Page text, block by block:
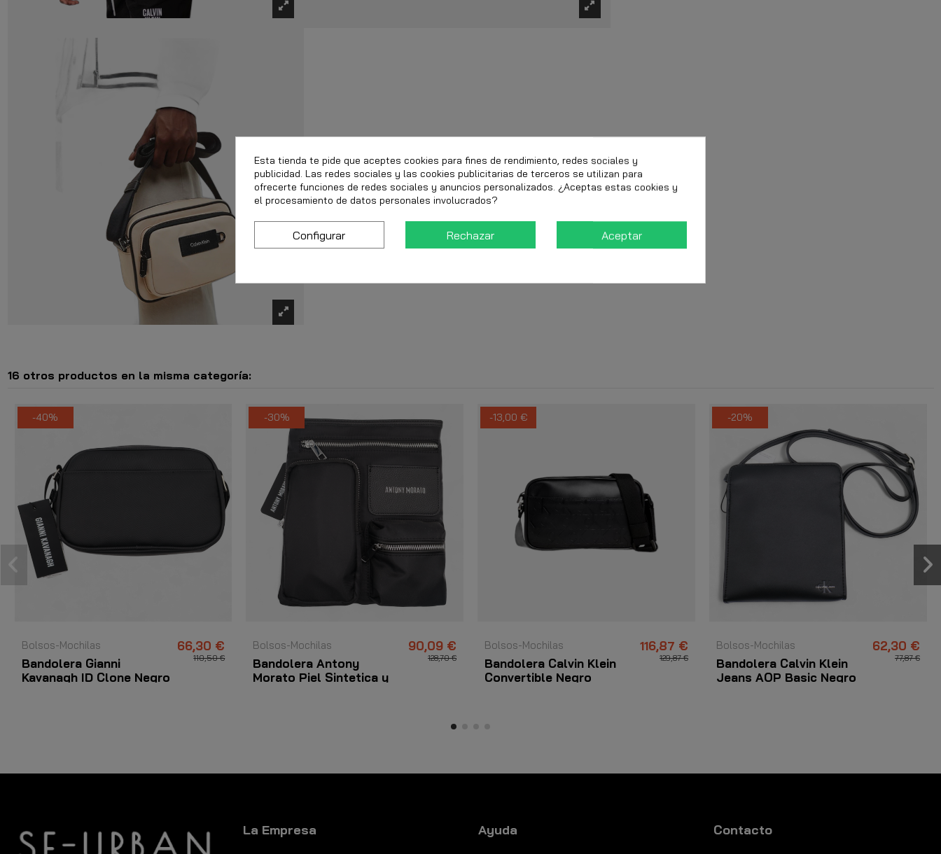
16 otros productos en la misma categoría:
-40%
Bolsos-Mochilas
Bandolera Gianni
Kavanagh ID Clone Negro
66,30 €
110,50 €
-30%
Bolsos-Mochilas
Bandolera Antony
Morato Piel Sintetica y
90,09 €
128,70 €
-13,00 €
Bolsos-Mochilas
Bandolera Calvin Klein
Convertible Negro
116,87 €
129,87 €
-20%
Bolsos-Mochilas
Bandolera Calvin Klein
Jeans AOP Basic Negro
62,30 €
77,87 €
La Empresa Ayuda Contacto
Esta tienda te pide que aceptes cookies para fines de rendimiento, redes sociales y
publicidad. Las redes sociales y las cookies publicitarias de terceros se utilizan para
ofrecerte funciones de redes sociales y anuncios personalizados. ¿Aceptas estas cookies y
el procesamiento de datos personales involucrados?
Configurar Rechazar Aceptar